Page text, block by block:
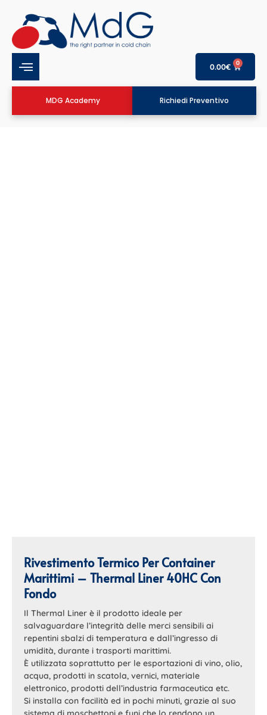
0.00€ 0
MDG Academy Richiedi Preventivo
Rivestimento Termico Per Container
Marittimi – Thermal Liner 40HC Con
Fondo
Il Thermal Liner è il prodotto ideale per
salvaguardare l’integrità delle merci sensibili ai
repentini sbalzi di temperatura e dall’ingresso di
umidità, durante i trasporti marittimi.
È utilizzata soprattutto per le esportazioni di vino, olio,
acqua, prodotti in scatola, vernici, materiale
elettronico, prodotti dell’industria farmaceutica etc.
Si installa con facilità ed in pochi minuti, grazie al suo